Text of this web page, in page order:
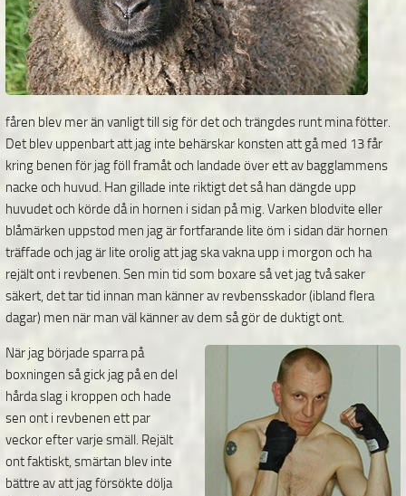
fåren blev mer än vanligt till sig för det och trängdes runt mina fötter.
Det blev uppenbart att jag inte behärskar konsten att gå med 13 får
kring benen för jag föll framåt och landade över ett av bagglammens
nacke och huvud. Han gillade inte riktigt det så han dängde upp
huvudet och körde då in hornen i sidan på mig. Varken blodvite eller
blåmärken uppstod men jag är fortfarande lite öm i sidan där hornen
träffade och jag är lite orolig att jag ska vakna upp i morgon och ha
rejält ont i revbenen. Sen min tid som boxare så vet jag två saker
säkert, det tar tid innan man känner av revbensskador (ibland flera
dagar) men när man väl känner av dem så gör de duktigt ont.
När jag började sparra på
boxningen så gick jag på en del
hårda slag i kroppen och hade
sen ont i revbenen ett par
veckor efter varje smäll. Rejält
ont faktiskt, smärtan blev inte
bättre av att jag försökte dölja